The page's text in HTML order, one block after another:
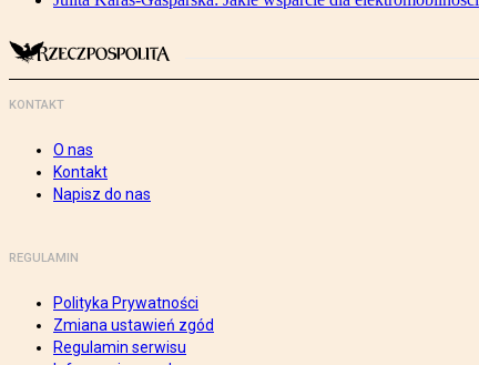
KONTAKT
O nas
Kontakt
Napisz do nas
REGULAMIN
Polityka Prywatności
Zmiana ustawień zgód
Regulamin serwisu